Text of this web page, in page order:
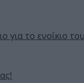
για το ενοίκιο